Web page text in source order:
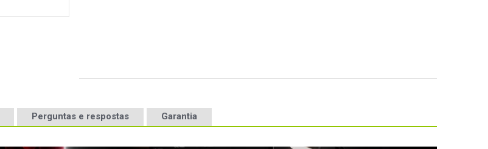
Perguntas e respostas Garantia